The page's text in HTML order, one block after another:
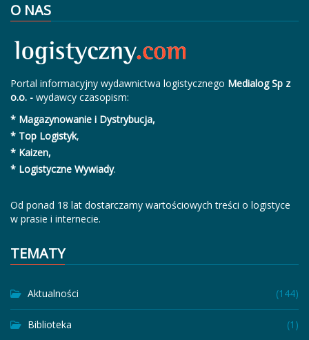
O NAS
Portal informacyjny wydawnictwa logistycznego Medialog Sp z
o.o. - wydawcy czasopism:
* Magazynowanie i Dystrybucja,
* Top Logistyk,
* Kaizen,
* Logistyczne Wywiady.
Od ponad 18 lat dostarczamy wartościowych treści o logistyce
w prasie i internecie.
TEMATY
Aktualności (144)
Biblioteka (1)